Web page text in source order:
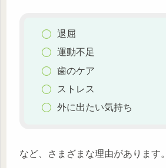
退屈
運動不足
歯のケア
ストレス
外に出たい気持ち
など、さまざまな理由があります。